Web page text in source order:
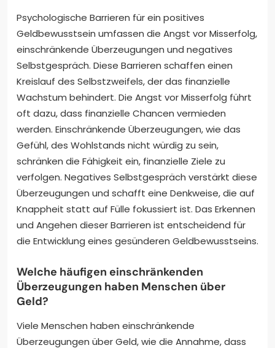
Psychologische Barrieren für ein positives
Geldbewusstsein umfassen die Angst vor Misserfolg,
einschränkende Überzeugungen und negatives
Selbstgespräch. Diese Barrieren schaffen einen
Kreislauf des Selbstzweifels, der das finanzielle
Wachstum behindert. Die Angst vor Misserfolg führt
oft dazu, dass finanzielle Chancen vermieden
werden. Einschränkende Überzeugungen, wie das
Gefühl, des Wohlstands nicht würdig zu sein,
schränken die Fähigkeit ein, finanzielle Ziele zu
verfolgen. Negatives Selbstgespräch verstärkt diese
Überzeugungen und schafft eine Denkweise, die auf
Knappheit statt auf Fülle fokussiert ist. Das Erkennen
und Angehen dieser Barrieren ist entscheidend für
die Entwicklung eines gesünderen Geldbewusstseins.
Welche häufigen einschränkenden
Überzeugungen haben Menschen über
Geld?
Viele Menschen haben einschränkende
Überzeugungen über Geld, wie die Annahme, dass